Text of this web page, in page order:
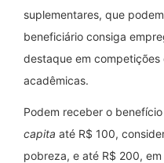
suplementares, que
beneficiário consiga
destaque em
acadêmicas.
Podem receber o
capita até R$ 100,
pobreza, e até R$ 200,